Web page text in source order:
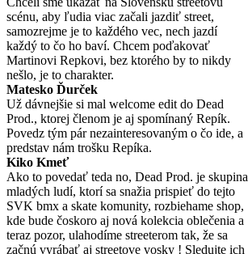
scénu, aby ľudia viac začali jazdiť street,
samozrejme je to každého vec, nech jazdí
každý to čo ho baví. Chcem poďakovať
Martinovi Repkovi, bez ktorého by to nikdy
nešlo, je to charakter.
Matesko Ďurček
Už dávnejšie si mal welcome edit do Dead
Prod., ktorej členom je aj spomínaný Repík.
Povedz tým pár nezainteresovaným o čo ide, a
predstav nám trošku Repíka.
Kiko Kmeť
Ako to povedať teda no, Dead Prod. je skupina
mladých ludí, ktorí sa snažia prispieť do tejto
SVK bmx a skate komunity, rozbiehame shop,
kde bude čoskoro aj nová kolekcia oblečenia a
teraz pozor, ulahodíme streeterom tak, že sa
začnú vyrábať aj streetove vosky ! Sledujte ich